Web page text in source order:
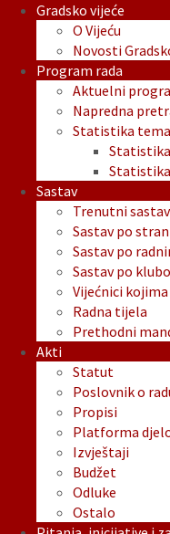
Gradsko vijeće
O Vijeću
Novosti
Program rada
Aktuelni
Napredna
Statistika tema
Sastav
Trenutni sastav
Sastav po
Sastav po
Sastav po
Vijećnici
Radna tijela
Prethodni
Akti
Statut
Poslovnik o
Propisi
Platforma
Izvještaji
Budžet
Odluke
Ostalo